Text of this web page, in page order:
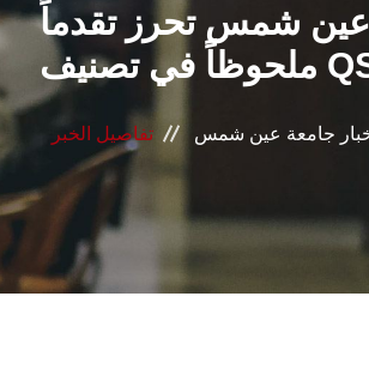
الشئون الأكاديمية
البحث العلمي
الرعاية الصحية
المراكز والوحدات
الأنظمة الذكية
شمس تحرز تقدماً
جامعة عين شمس تفاصيل الخبر